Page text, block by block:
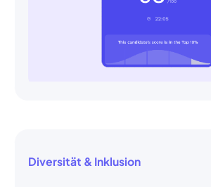
Diversität & Inklusion